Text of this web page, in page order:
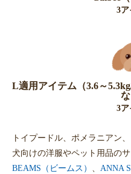
3ア
L適用アイテム（3.6～
な
3ア
トイプードル、ポメラニアン
犬向けの洋服やペット用品のサ
BEAMS（ビームス） 、 ANNA